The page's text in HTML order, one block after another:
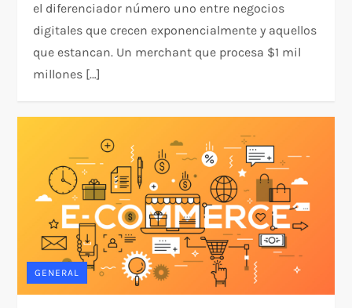
el diferenciador número uno entre negocios
digitales que crecen exponencialmente y aquellos
que estancan. Un merchant que procesa $1 mil
millones […]
GENERAL